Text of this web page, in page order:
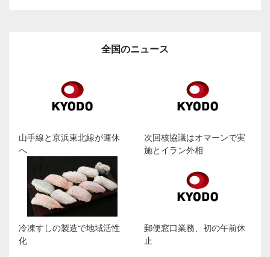
全国のニュース
山手線と京浜東北線が運休
へ
次回核協議はオマーンで実
施とイラン外相
冷凍すしの製造で地域活性
化
郵便窓口業務、初の午前休
止